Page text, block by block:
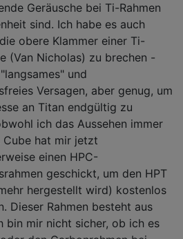
Geräusche bei Ti-Rahmen
sind. Ich habe es auch
obere Klammer einer Ti-
(Van Nicholas) zu brechen -
und
Versagen, aber genug, um
an Titan endgültig zu
ich das Aussehen immer
Cube hat mir jetzt
einen HPC-
geschickt, um den HPT
hergestellt wird) kostenlos
Dieser Rahmen besteht aus
bin mir nicht sicher, ob ich es